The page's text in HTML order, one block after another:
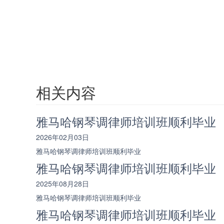
相关内容
雅马哈钢琴调律师培训班顺利毕业
2026年02月03日
雅马哈钢琴调律师培训班顺利毕业
雅马哈钢琴调律师培训班顺利毕业
2025年08月28日
雅马哈钢琴调律师培训班顺利毕业
雅马哈钢琴调律师培训班顺利毕业